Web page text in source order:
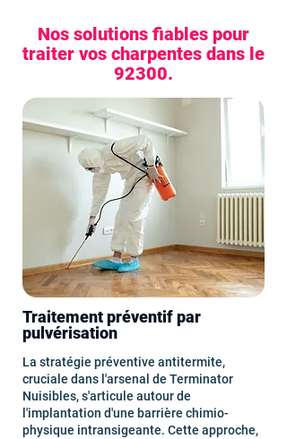
Nos solutions fiables pour
traiter vos charpentes dans le
92300.
Traitement préventif par
pulvérisation
La stratégie préventive antitermite,
cruciale dans l'arsenal de Terminator
Nuisibles, s'articule autour de
l'implantation d'une barrière chimio-
physique intransigeante. Cette approche,